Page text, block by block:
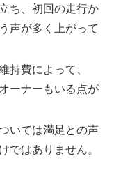
ち、初回の走行か
声が多く上がって
持費によって、
ーナーもいる点が
いては満足との声
ではありません。